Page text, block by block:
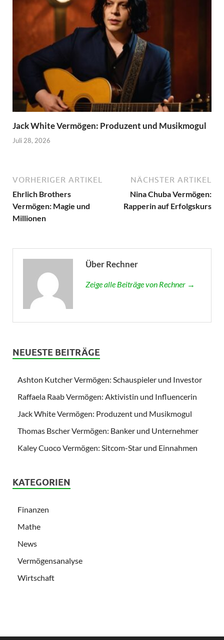
Jack White Vermögen: Produzent und Musikmogul
Juli 28, 2026
VORHERIGER ARTIKEL
Ehrlich Brothers
Vermögen: Magie und
Millionen
NÄCHSTER ARTIKEL
Nina Chuba Vermögen:
Rapperin auf Erfolgskurs
Über Rechner
Zeige alle Beiträge von Rechner →
NEUESTE BEITRÄGE
Ashton Kutcher Vermögen: Schauspieler und Investor
Raffaela Raab Vermögen: Aktivistin und Influencerin
Jack White Vermögen: Produzent und Musikmogul
Thomas Bscher Vermögen: Banker und Unternehmer
Kaley Cuoco Vermögen: Sitcom-Star und Einnahmen
KATEGORIEN
Finanzen
Mathe
News
Vermögensanalyse
Wirtschaft